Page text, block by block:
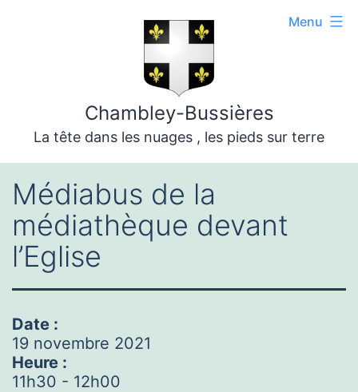
Chambley-Bussières
La tête dans les nuages , les pieds sur terre
Menu
Médiabus de la
médiathèque devant
l’Eglise
Date :
19 novembre 2021
Heure :
11h30 - 12h00